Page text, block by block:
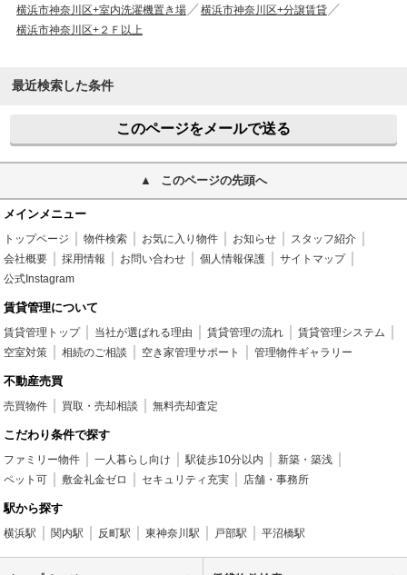
横浜市神奈川区+室内洗濯機置き場
横浜市神奈川区+分譲賃貸
横浜市神奈川区+２Ｆ以上
最近検索した条件
このページをメールで送る
このページの先頭へ
メインメニュー
トップページ 物件検索 お気に入り物件 お知らせ
スタッフ紹介
会社概要
採用情報 お問い合わせ 個人情報保護
サイトマップ
公式Instagram
賃貸管理について
賃貸管理トップ 当社が選ばれる理由 賃貸管理の流れ
賃貸管理システム
空室対策
相続のご相談 空き家管理サポート 管理物件ギャラリー
不動産売買
売買物件 買取・売却相談 無料売却査定
こだわり条件で探す
ファミリー物件 一人暮らし向け 駅徒歩10分以内
新築・築浅
ペット可
敷金礼金ゼロ セキュリティ充実 店舗・事務所
駅から探す
横浜駅 関内駅 反町駅 東神奈川駅 戸部駅 平沼橋駅